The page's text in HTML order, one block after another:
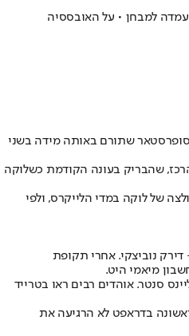
עמדה למבחן • על האובססיה
שתורם באותה מידה בשני
דיוויס נראה נהדר במשחק הבכורה שלו במאבס לצד קיירי אירווינג, אך נפצע כבר באותו ערב ושיחק מאז רק 14 משחקים. הרכז, שהבריק בעונה הקודמת כשלוקה
של לוקה במדי הלייקרס, ולפי
- דירק נוביצקי. אחרי תקופת
מיאמי היט.
סנטר. אוהדים רבים ראו בטרייד
בדראפט לא הרגיעה את